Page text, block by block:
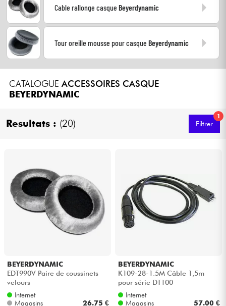
Claviers & Pianos
Synthés & Sampleurs
Home Studio
Casques
Eclairage
Batteries & Percu
Violons & Quatuor
Cable rallonge casqueBeyerdynamic
Tour oreille mousse pour casqueBeyerdynamic
CATALOGUE ACCESSOIRES CASQUE
BEYERDYNAMIC
Resultats : (20)
1
Filtrer
BEYERDYNAMIC
EDT990V Paire de coussinets
velours
Internet
Magasins
26.75 €
BEYERDYNAMIC
K109-28-1.5M Câble 1,5m
pour série DT100
Internet
Magasins
57.00 €